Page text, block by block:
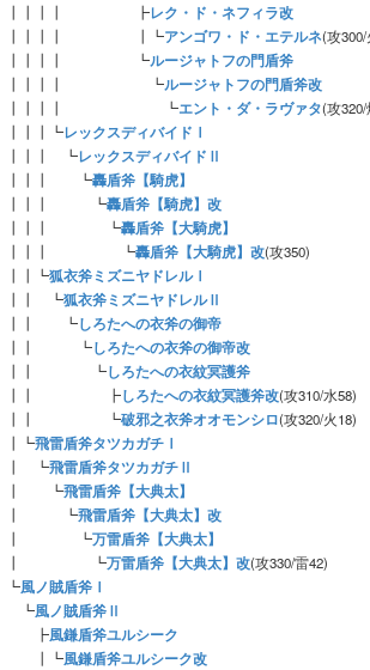
┃┃┃┃ ┣レク・ド・ネフィラ改
┃┃┃┃ ┃┗アンゴワ・ド・エテルネ(攻300/
┃┃┃┃ ┗ルージャトフの門盾斧
┃┃┃┃ ┗ルージャトフの門盾斧改
┃┃┃┃ ┗エント・ダ・ラヴァタ(攻
┃┃┃┗レックスディバイドⅠ
┃┃┃ ┗レックスディバイドⅡ
┃┃┃ ┗轟盾斧【騎虎】
┃┃┃ ┗轟盾斧【騎虎】改
┃┃┃ ┗轟盾斧【大騎虎】
┃┃┃ ┗轟盾斧【大騎虎】改(攻350)
┃┃┗狐衣斧ミズニヤドレルⅠ
┃┃ ┗狐衣斧ミズニヤドレルⅡ
┃┃ ┗しろたへの衣斧の御帝
┃┃ ┗しろたへの衣斧の御帝改
┃┃ ┗しろたへの衣紋冥護斧
┃┃ ┣しろたへの衣紋冥護斧改(攻310/水58)
┃┃ ┗破邪之衣斧オオモンシロ(攻320/火18)
┃┗飛雷盾斧タツカガチⅠ
┃ ┗飛雷盾斧タツカガチⅡ
┃ ┗飛雷盾斧【大典太】
┃ ┗飛雷盾斧【大典太】改
┃ ┗万雷盾斧【大典太】
┃ ┗万雷盾斧【大典太】改(攻330/雷42)
┗風ノ賊盾斧Ⅰ
┗風ノ賊盾斧Ⅱ
┣風鎌盾斧ユルシーク
┃┗風鎌盾斧ユルシーク改